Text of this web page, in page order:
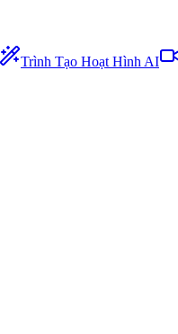
Trình Tạo Hoạt Hình AI